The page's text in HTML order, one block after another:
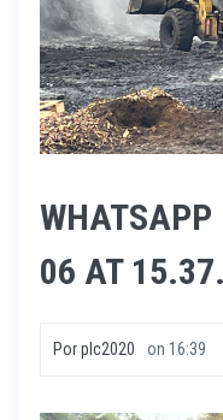
06 AT
Porplc2020 on 16:39